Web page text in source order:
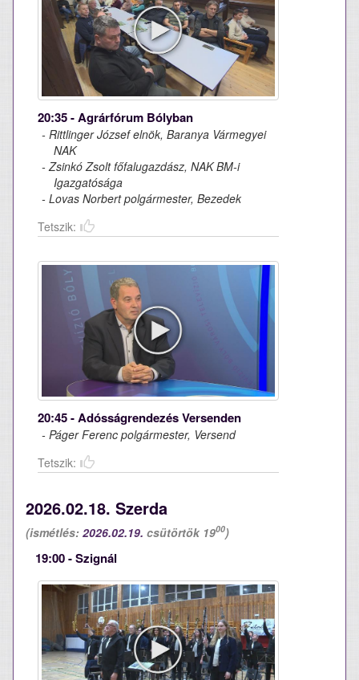
20:35 - Agrárfórum Bólyban
- Rittlinger József elnök, Baranya Vármegyei
NAK
- Zsinkó Zsolt főfalugazdász, NAK BM-i
Igazgatósága
- Lovas Norbert polgármester, Bezedek
Tetszik:
20:45 - Adósságrendezés Versenden
- Páger Ferenc polgármester, Versend
Tetszik:
2026.02.18. Szerda
(ismétlés: 2026.02.19. csütörtök 1900)
19:00 - Szignál